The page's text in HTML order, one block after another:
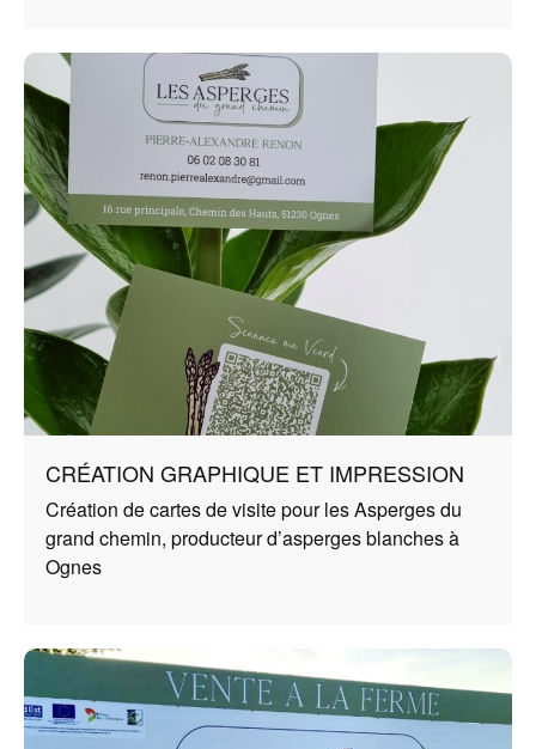
CRÉATION GRAPHIQUE ET IMPRESSION
Création de cartes de visite pour les Asperges du
grand chemin, producteur d’asperges blanches à
Ognes